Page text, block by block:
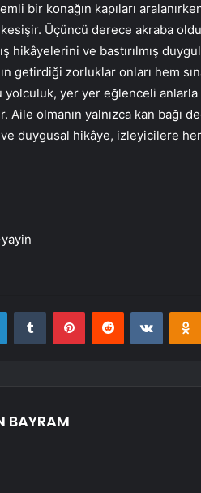
bir konağın kapıları
Üçüncü derece akraba
hikâyelerini ve bastırılmış
getirdiği zorluklar onları hem
yolculuk, yer yer eğlenceli
olmanın yalnızca kan bağı
duygusal hikâye, izleyicilere
LinkedInTumblr PinterestReddit
BAYRAM